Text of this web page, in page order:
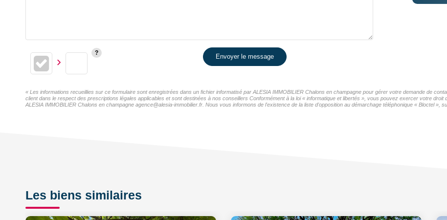
Envoyer le message
« Les informations recueillies sur ce formulaire sont enregistrées dans un fichier informatisé par ALESIA IMMOBILIER Chalons en champagne pour gérer votre demande de
client dans le respect des prescriptions légales applicables et sont destinées à nos conseillers Conformément à la loi « informatique et libertés », vous pouvez exercer votre
ALESIA IMMOBILIER Chalons en champagne agence@alesia-immobilier.fr. Nous vous informons de l'existence de la liste d'opposition au démarchage téléphonique « Bloctel »,
Les biens similaires